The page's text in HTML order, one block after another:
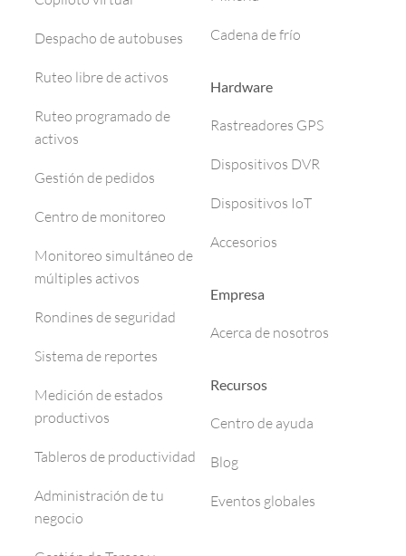
Despacho de autobuses
Ruteo libre de activos
Ruteo programado de
activos
Gestión de pedidos
Centro de monitoreo
Monitoreo simultáneo de
múltiples activos
Rondines de seguridad
Sistema de reportes
Medición de estados
productivos
Tableros de productividad
Administración de tu
negocio
Cadena de frío
Hardware
Rastreadores GPS
Dispositivos DVR
Dispositivos IoT
Accesorios
Empresa
Acerca de nosotros
Recursos
Centro de ayuda
Blog
Eventos globales